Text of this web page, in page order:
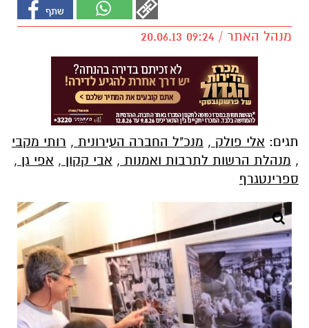
מנהל האתר / 09:24 20.06.13
תגים: אלי פולק , מנכ"ל החברה העירונית , רותי מקבי
, מנהלת הרשות לתרבות ואמנות , אבי קקון , אפי גן ,
ספרינטגרף